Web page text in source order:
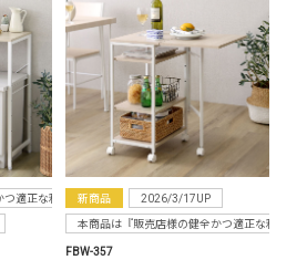
適正な利益確保のため指定価格制度に準拠した販売』をお
新商品 2026/3/17UP
本商品は『販売店様の健全かつ適正な利益確
FBW-357